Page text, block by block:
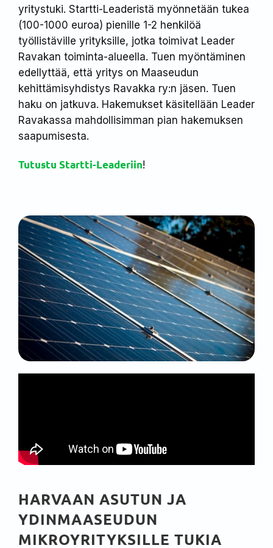
yritystuki. Startti-Leaderistä myönnetään tukea
(100-1000 euroa) pienille 1-2 henkilöä
työllistäville yrityksille, jotka toimivat Leader
Ravakan toiminta-alueella. Tuen myöntäminen
edellyttää, että yritys on Maaseudun
kehittämisyhdistys Ravakka ry:n jäsen. Tuen
haku on jatkuva. Hakemukset käsitellään Leader
Ravakassa mahdollisimman pian hakemuksen
saapumisesta.
Tutustu Startti-Leaderiin!
HARVAAN ASUTUN JA
YDINMAASEUDUN
MIKROYRITYKSILLE TUKIA